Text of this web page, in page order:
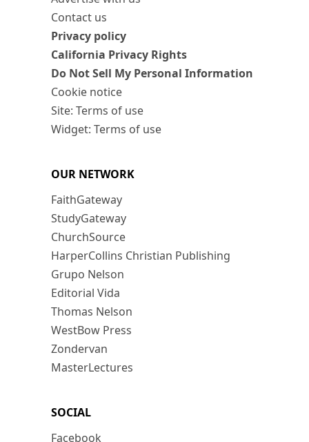
Contact us
Privacy policy
California Privacy Rights
Do Not Sell My Personal Information
Cookie notice
Site: Terms of use
Widget: Terms of use
OUR NETWORK
FaithGateway
StudyGateway
ChurchSource
HarperCollins Christian Publishing
Grupo Nelson
Editorial Vida
Thomas Nelson
WestBow Press
Zondervan
MasterLectures
SOCIAL
Facebook